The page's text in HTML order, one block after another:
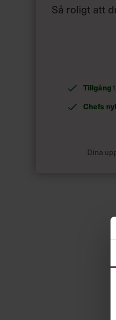
Så roligt att
Tillgång
Chefs
Dina